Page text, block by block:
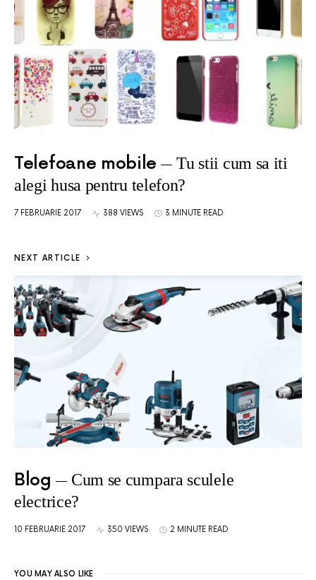
Telefoane mobile
Tu stii cum sa iti
alegi husa pentru telefon?
7 FEBRUARIE 2017 388 VIEWS 3 MINUTE READ
NEXT ARTICLE
Blog
Cum se cumpara sculele
electrice?
10 FEBRUARIE 2017 350 VIEWS 2 MINUTE READ
YOU MAY ALSO LIKE